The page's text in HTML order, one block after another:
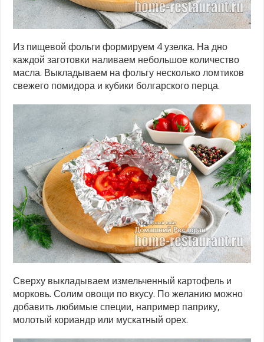
Из пищевой фольги формируем 4 узелка. На дно
каждой заготовки наливаем небольшое количество
масла. Выкладываем на фольгу несколько ломтиков
свежего помидора и кубики болгарского перца.
Сверху выкладываем измельченный картофель и
морковь. Солим овощи по вкусу. По желанию можно
добавить любимые специи, например паприку,
молотый кориандр или мускатный орех.